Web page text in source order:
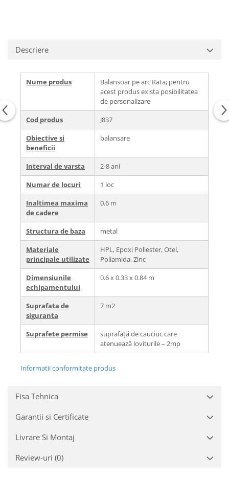
Descriere
Nume produs
Balansoar pe arc Rata; pentru
acest produs exista posibilitatea
de personalizare
Cod produs
J837
Obiective si
beneficii
balansare
Interval de varsta
2-8 ani
Numar de locuri
1 loc
Inaltimea maxima
de cadere
0.6 m
Structura de baza
metal
Materiale
principale utilizate
HPL, Epoxi Poliester, Otel,
Poliamida, Zinc
Dimensiunile
echipamentului
0.6 x 0.33 x 0.84 m
Suprafata de
siguranta
7 m2
Suprafete permise
suprafață de cauciuc care
atenuează loviturile – 2mp
Informatii conformitate produs
Fisa Tehnica
Garantii si Certificate
Livrare Si Montaj
Review-uri (0)